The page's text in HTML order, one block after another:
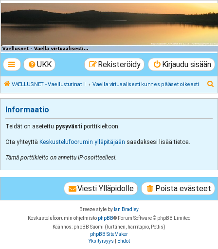
VAELLUSNET -
Vaellusturinat II
UKK Kirjaudu sisään
Rekisteröidy
VAELLUSNET - Vaellusturinat II Vaella virtuaalisesti kunnes pääset oikeasti
Informaatio
Teidät on asetettu pysyvästi porttikieltoon.
Ota yhteyttä Keskustelufoorumin ylläpitäjään saadaksesi lisää tietoa.
Tämä porttikielto on annettu IP-osoitteellesi.
Poista evästeet
Viesti Ylläpidolle
Breeze style by Ian Bradley
Keskustelufoorumin ohjelmisto phpBB® Forum Software © phpBB Limited
Käännös: phpBB Suomi (lurttinen, harritapio, Pettis)
phpBB SiteMaker
Yksityisyys
Ehdot